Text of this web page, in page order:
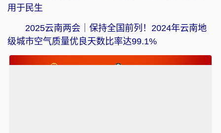
用于民生
2025云南两会｜保持全国前列！2024年云南地
级城市空气质量优良天数比率达99.1%